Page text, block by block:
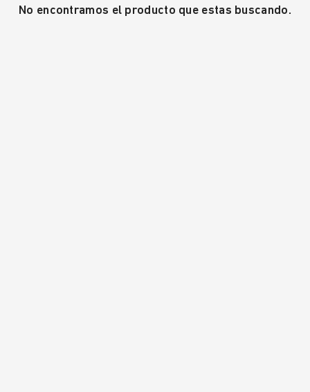
No encontramos el producto que estas buscando.